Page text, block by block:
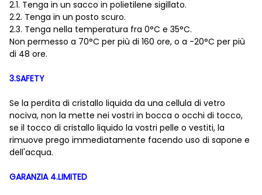
2.1. Tenga in un sacco in polietilene sigillato.
2.2. Tenga in un posto scuro.
2.3. Tenga nella temperatura fra 0°C e 35°C.
Non permesso a 70°C per più di 160 ore, o a -20°C per più
di 48 ore.
3.SAFETY
Se la perdita di cristallo liquida da una cellula di vetro
nociva, non la mette nei vostri in bocca o occhi di tocco,
se il tocco di cristallo liquido la vostri pelle o vestiti, la
rimuove prego immediatamente facendo uso di sapone e
dell'acqua.
GARANZIA 4.LIMITED